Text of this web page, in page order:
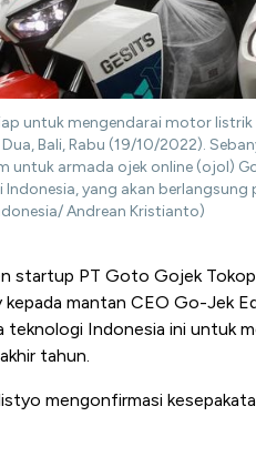
untuk mengendarai motor
Bali, Rabu (19/10/2022).
untuk armada ojek online (ojol)
yang akan berlangsung
Andrean Kristianto)
startup PT Goto Gojek
mantan CEO Go-Jek
teknologi Indonesia ini untuk
tahun.
mengonfirmasi